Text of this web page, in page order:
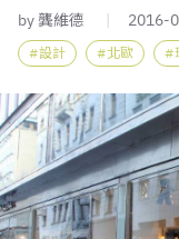
by 龔維德 2016-
設計 北歐